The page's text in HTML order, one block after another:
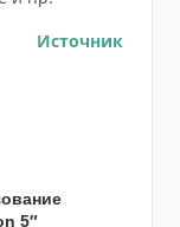
Источник
5″